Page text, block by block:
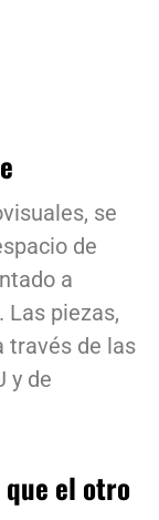
se
de
a
Las piezas,
través de las
y de
que el otro